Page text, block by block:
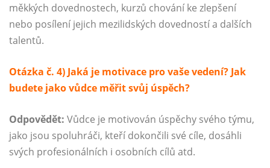
měkkých dovednostech, kurzů chování ke zlepšení
nebo posílení jejich mezilidských dovedností a dalších
talentů.
Otázka č. 4) Jaká je motivace pro vaše vedení? Jak
budete jako vůdce měřit svůj úspěch?
Odpovědět: Vůdce je motivován úspěchy svého týmu,
jako jsou spoluhráči, kteří dokončili své cíle, dosáhli
svých profesionálních i osobních cílů atd.